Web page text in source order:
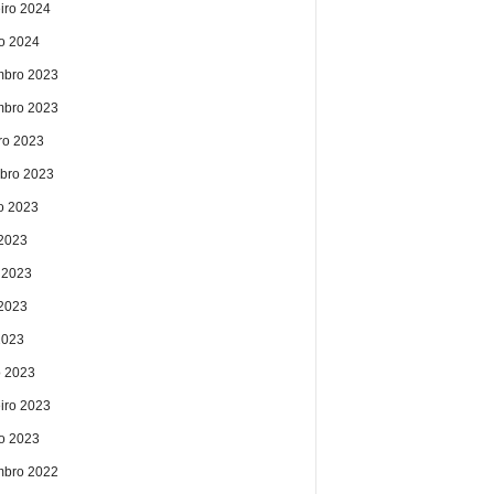
2024
2024
2023
2023
2023
2023
2023
2023
2023
2023
2022